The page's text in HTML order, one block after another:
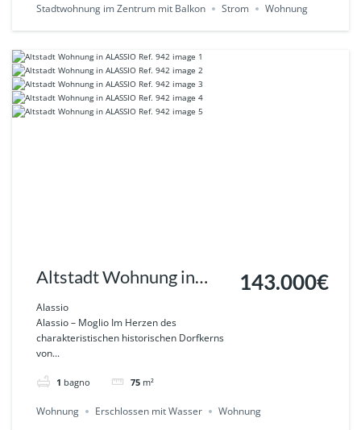
Stadtwohnung im Zentrum mit Balkon
Strom Wohnung
Altstadt Wohnung in
Alassio
Alassio – Moglio Im Herzen des
charakteristischen historischen Dorfkerns
von...
1 bagno 75 m²
143.000€
Wohnung Erschlossen mit Wasser Wohnung